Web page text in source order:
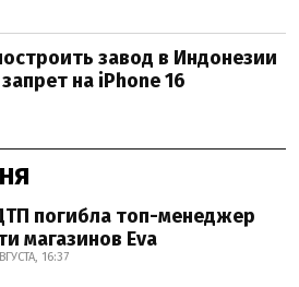
завод в Индонезии
на iPhone 16
погибла топ-менеджер
магазинов Eva
16:37